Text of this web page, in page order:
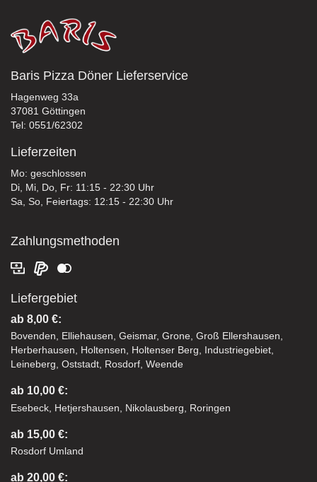
Baris Pizza Döner Lieferservice
Hagenweg 33a
37081 Göttingen
Tel: 0551/62302
Lieferzeiten
Mo: geschlossen
Di, Mi, Do, Fr: 11:15 - 22:30 Uhr
Sa, So, Feiertags: 12:15 - 22:30 Uhr
Zahlungsmethoden
Liefergebiet
ab 8,00 €:
Bovenden, Elliehausen, Geismar, Grone, Groß Ellershausen,
Herberhausen, Holtensen, Holtenser Berg, Industriegebiet,
Leineberg, Oststadt, Rosdorf, Weende
ab 10,00 €:
Esebeck, Hetjershausen, Nikolausberg, Roringen
ab 15,00 €:
Rosdorf Umland
ab 20,00 €: